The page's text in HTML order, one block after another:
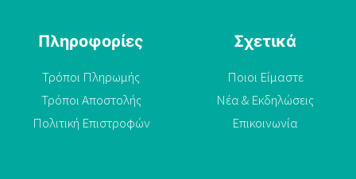
Πληροφορίες
Τρόποι Πληρωμής
Τρόποι Αποστολής
Πολιτική Επιστροφών
Σχετικά
Ποιοι Είμαστε
Νέα & Εκδηλώσεις
Επικοινωνία